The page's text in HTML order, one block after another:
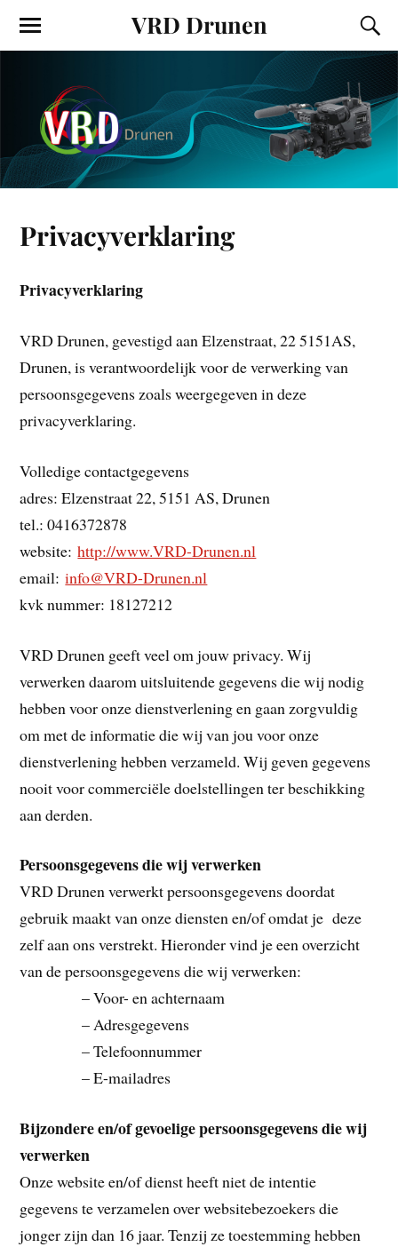
VRD Drunen
Privacyverklaring
Privacyverklaring
VRD Drunen, gevestigd aan Elzenstraat, 22 5151AS,
Drunen, is verantwoordelijk voor de verwerking van
persoonsgegevens zoals weergegeven in deze
privacyverklaring.
Volledige contactgegevens
adres: Elzenstraat 22, 5151 AS, Drunen
tel.: 0416372878
website:http://www.VRD-Drunen.nl
email:info@VRD-Drunen.nl
kvk nummer: 18127212
VRD Drunen geeft veel om jouw privacy. Wij
verwerken daarom uitsluitende gegevens die wij nodig
hebben voor onze dienstverlening en gaan zorgvuldig
om met de informatie die wij van jou voor onze
dienstverlening hebben verzameld. Wij geven gegevens
nooit voor commerciële doelstellingen ter beschikking
aan derden.
Persoonsgegevens die wij verwerken
VRD Drunen verwerkt persoonsgegevens doordat
gebruik maakt van onze diensten en/of omdat je deze
zelf aan ons verstrekt. Hieronder vind je een overzicht
van de persoonsgegevens die wij verwerken:
– Voor- en achternaam
– Adresgegevens
– Telefoonnummer
– E-mailadres
Bijzondere en/of gevoelige persoonsgegevens die wij
verwerken
Onze website en/of dienst heeft niet de intentie
gegevens te verzamelen over websitebezoekers die
jonger zijn dan 16 jaar. Tenzij ze toestemming hebben